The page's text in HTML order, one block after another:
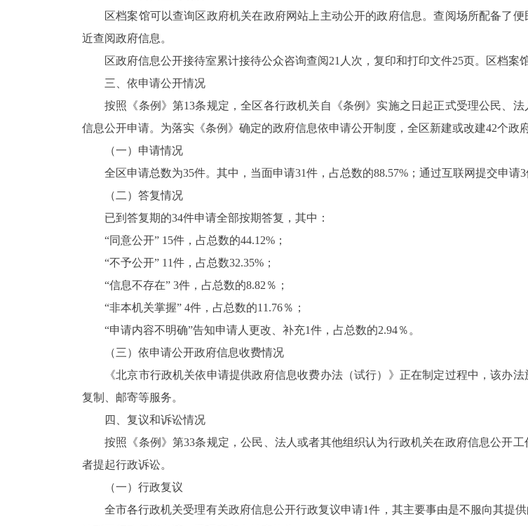
区档案馆可以查询区政府机关在政府网站上主动公开的政府信息。查阅场所配备了
近查阅政府信息。
区政府信息公开接待室累计接待公众咨询查阅21人次，复印和打印文件25页。区档案
三、依申请公开情况
按照《条例》第13条规定，全区各行政机关自《条例》实施之日起正式受理公民、
信息公开申请。为落实《条例》确定的政府信息依申请公开制度，全区新建或改建42个政
（一）申请情况
全区申请总数为35件。其中，当面申请31件，占总数的88.57%；通过互联网提交申请
（二）答复情况
已到答复期的34件申请全部按期答复，其中：
“同意公开” 15件，占总数的44.12%；
“不予公开” 11件，占总数32.35%；
“信息不存在” 3件，占总数的8.82％；
“非本机关掌握” 4件，占总数的11.76％；
“申请内容不明确”告知申请人更改、补充1件，占总数的2.94％。
（三）依申请公开政府信息收费情况
《北京市行政机关依申请提供政府信息收费办法（试行）》正在制定过程中，该办
复制、邮寄等服务。
四、复议和诉讼情况
按照《条例》第33条规定，公民、法人或者其他组织认为行政机关在政府信息公开
者提起行政诉讼。
（一）行政复议
全市各行政机关受理有关政府信息公开行政复议申请1件，其主要事由是不服向其提